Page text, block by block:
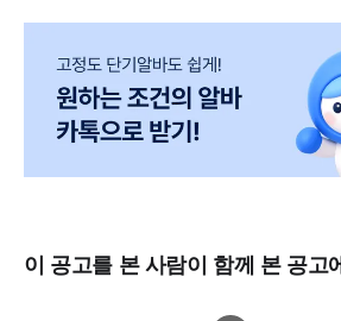
이 공고를 본 사람이 함께 본 공고